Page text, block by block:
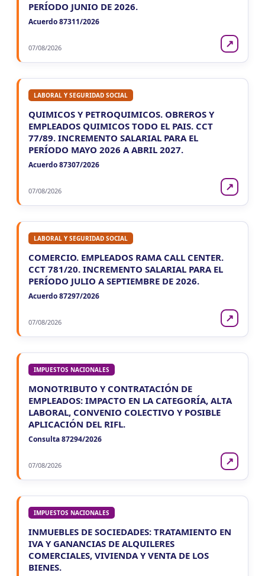
LUN
NACIONAL
10
CUIT 0-1-2-…
PERÍODO JUNIO DE 2026.
Acuerdo 87311/2026
07/08/2026 ↗
LABORAL Y SEGURIDAD SOCIAL
QUIMICOS Y PETROQUIMICOS. OBREROS Y
EMPLEADOS QUIMICOS TODO EL PAIS. CCT
77/89. INCREMENTO SALARIAL PARA EL
PERÍODO MAYO 2026 A ABRIL 2027.
Acuerdo 87307/2026
07/08/2026 ↗
LABORAL Y SEGURIDAD SOCIAL
COMERCIO. EMPLEADOS RAMA CALL CENTER.
CCT 781/20. INCREMENTO SALARIAL PARA EL
PERÍODO JULIO A SEPTIEMBRE DE 2026.
Acuerdo 87297/2026
07/08/2026 ↗
IMPUESTOS NACIONALES
MONOTRIBUTO Y CONTRATACIÓN DE
EMPLEADOS: IMPACTO EN LA CATEGORÍA, ALTA
LABORAL, CONVENIO COLECTIVO Y POSIBLE
APLICACIÓN DEL RIFL.
Consulta 87294/2026
07/08/2026 ↗
IMPUESTOS NACIONALES
INMUEBLES DE SOCIEDADES: TRATAMIENTO EN
IVA Y GANANCIAS DE ALQUILERES
COMERCIALES, VIVIENDA Y VENTA DE LOS
BIENES.